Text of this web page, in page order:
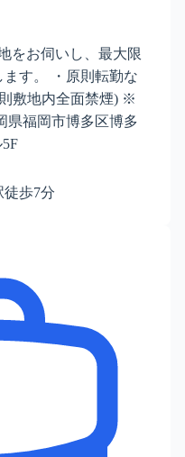
をお伺いし、最大限
す。 ・原則転勤な
敷地内全面禁煙) ※
県福岡市博多区博多
歩7分